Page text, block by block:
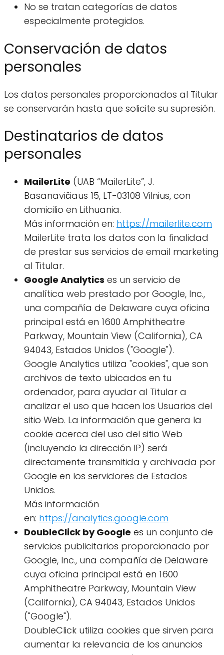
No se tratan categorías de datos
especialmente protegidos.
Conservación de datos
personales
Los datos personales proporcionados al Titular
se conservarán hasta que solicite su supresión.
Destinatarios de datos
personales
MailerLite (UAB “MailerLite”, J.
Basanavičiaus 15, LT-03108 Vilnius, con
domicilio en Lithuania.
Más información en: https://mailerlite.com
MailerLite trata los datos con la finalidad
de prestar sus servicios de email marketing
al Titular.
Google Analytics es un servicio de
analítica web prestado por Google, Inc.,
una compañía de Delaware cuya oficina
principal está en 1600 Amphitheatre
Parkway, Mountain View (California), CA
94043, Estados Unidos ("Google").
Google Analytics utiliza "cookies", que son
archivos de texto ubicados en tu
ordenador, para ayudar al Titular a
analizar el uso que hacen los Usuarios del
sitio Web. La información que genera la
cookie acerca del uso del sitio Web
(incluyendo la dirección IP) será
directamente transmitida y archivada por
Google en los servidores de Estados
Unidos.
Más información
en: https://analytics.google.com
DoubleClick by Google es un conjunto de
servicios publicitarios proporcionado por
Google, Inc., una compañía de Delaware
cuya oficina principal está en 1600
Amphitheatre Parkway, Mountain View
(California), CA 94043, Estados Unidos
("Google").
DoubleClick utiliza cookies que sirven para
aumentar la relevancia de los anuncios